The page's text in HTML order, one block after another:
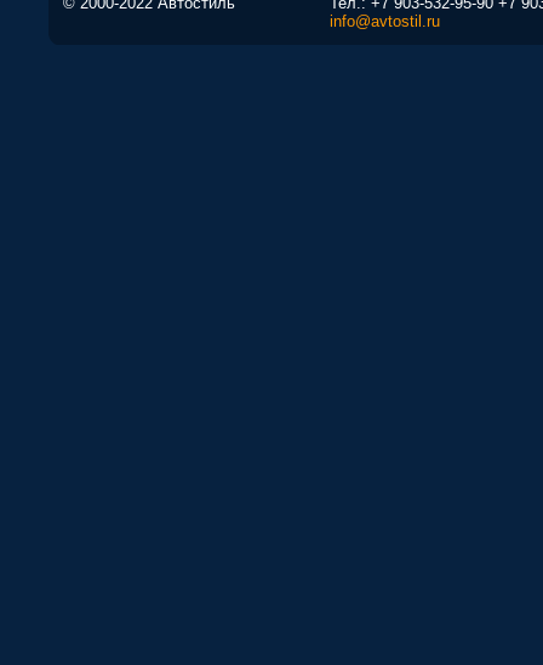
info@avtostil.ru